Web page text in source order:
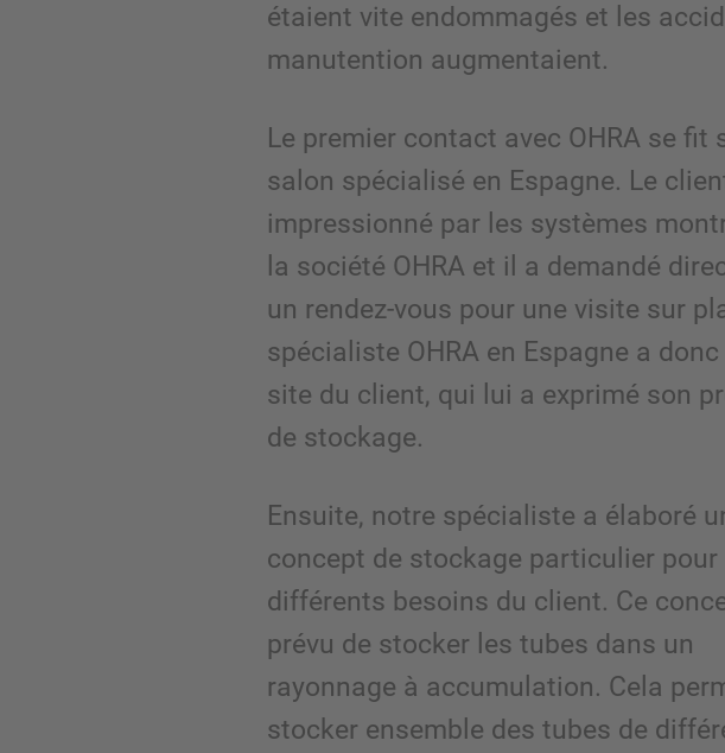
étaient vite endommagés et les
manutention augmentaient.
Le premier contact avec OHRA se fit
salon spécialisé en Espagne. Le
impressionné par les systèmes
la société OHRA et il a demandé
un rendez-vous pour une visite sur
spécialiste OHRA en Espagne a
site du client, qui lui a exprimé son
de stockage.
Ensuite, notre spécialiste a élaboré
concept de stockage particulier pour
différents besoins du client. Ce
prévu de stocker les tubes dans un
rayonnage à accumulation. Cela
stocker ensemble des tubes de